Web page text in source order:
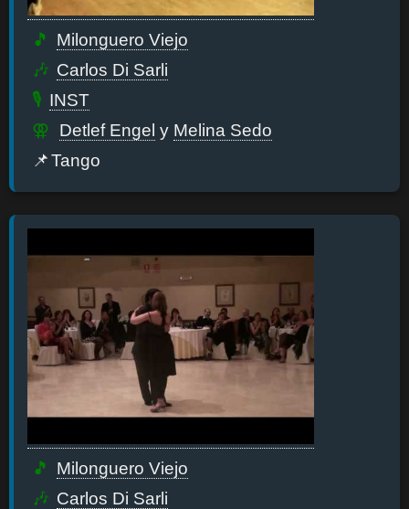
Milonguero Viejo
Carlos Di Sarli
INST
Detlef Engel y Melina Sedo
Tango
Milonguero Viejo
Carlos Di Sarli